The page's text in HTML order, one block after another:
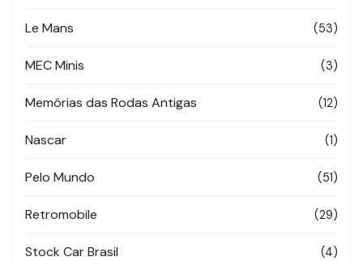
Le Mans (53)
MEC Minis (3)
Memórias das Rodas Antigas (12)
Nascar (1)
Pelo Mundo (51)
Retromobile (29)
Stock Car Brasil (4)